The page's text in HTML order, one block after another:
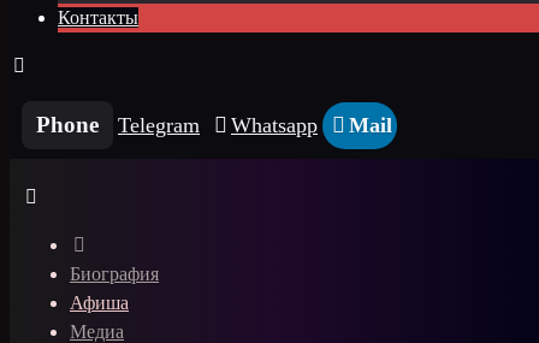
Контакты
Phone Telegram Whatsapp Mail
Биография
Афиша
Медиа